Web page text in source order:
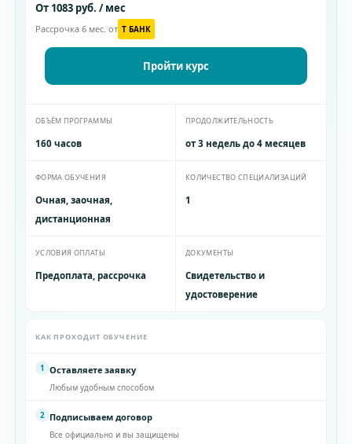
От 1083 руб. / мес
Рассрочка 6 мес. от T БАНК
Пройти курс
ОБЪЁМ ПРОГРАММЫ
160 часов
ПРОДОЛЖИТЕЛЬНОСТЬ
от 3 недель до 4 месяцев
ФОРМА ОБУЧЕНИЯ
Очная, заочная,
дистанционная
КОЛИЧЕСТВО СПЕЦИАЛИЗАЦИЙ
1
УСЛОВИЯ ОПЛАТЫ
Предоплата, рассрочка
ДОКУМЕНТЫ
Свидетельство и
удостоверение
КАК ПРОХОДИТ ОБУЧЕНИЕ
1 Оставляете заявку
Любым удобным способом
2 Подписываем договор
Все официально и вы защищены